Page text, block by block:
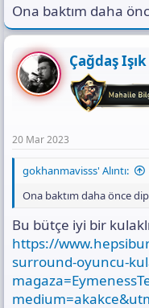
Ona baktım daha
Çağdaş Işık
20 Mar 2023
gokhanmavisss' Alıntı:
Ona baktım daha önce
Bu bütçe iyi bir
https://
surround-oyuncu-